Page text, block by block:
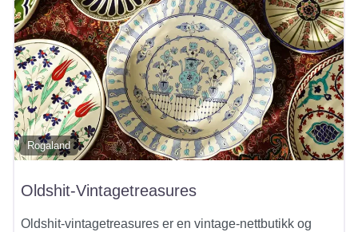
Rogaland
Oldshit-Vintagetreasures
Oldshit-vintagetreasures er en vintage-nettbutikk og